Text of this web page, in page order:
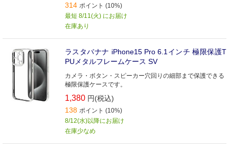
314 ポイント (10%)
最短 8/11(火) にお届け
在庫あり
ラスタバナナ iPhone15 Pro 6.1インチ 極限保護T
PUメタルフレームケース SV
カメラ・ボタン・スピーカー穴回りの細部まで保護できる
極限保護ケースです。
1,380 円(税込)
138 ポイント (10%)
8/12(水)以降にお届け
在庫少なめ